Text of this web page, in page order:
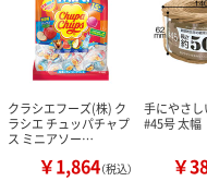
クラシエフーズ(株) ク
ラシエ チュッパチャプ
ス ミニアソー…
￥1,864（税込）
手にやさ
#45号 太幅
￥